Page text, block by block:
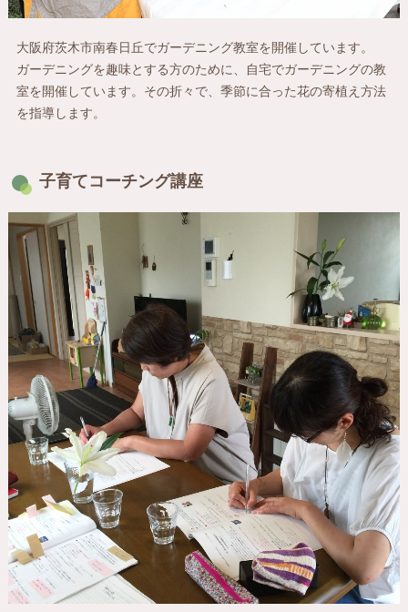
大阪府茨木市南春日丘でガーデニング教室を開催しています。
ガーデニングを趣味とする方のために、自宅でガーデニングの教
室を開催しています。その折々で、季節に合った花の寄植え方法
を指導します。
子育てコーチング講座